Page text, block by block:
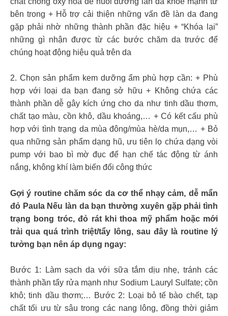
bên trong + Hỗ trợ cải thiện những vấn đề làn da đang
gặp phải nhờ những thành phần đặc hiệu + “Khóa lại”
những gì nhận được từ các bước chăm da trước để
chúng hoạt động hiệu quả trên da
2. Chọn sản phẩm kem dưỡng ẩm phù hợp cần: + Phù
hợp với loại da bạn đang sở hữu + Không chứa các
thành phần dễ gây kích ứng cho da như tinh dầu thơm,
chất tạo màu, cồn khô, dầu khoáng,… + Có kết cấu phù
hợp với tình trạng da mùa đông/mùa hè/da mụn,… + Bỏ
qua những sản phẩm dạng hũ, ưu tiên lọ chứa dạng vòi
pump với bao bì mờ đục để hạn chế tác động từ ánh
nắng, không khí làm biến đổi công thức
Gợi ý routine chăm sóc da cơ thể nhạy cảm, dễ mẩn
đỏ Paula Nếu làn da bạn thường xuyên gặp phải tình
trạng bong tróc, đỏ rát khi thoa mỹ phẩm hoặc mới
trải qua quá trình triệt/tẩy lông, sau đây là routine lý
tưởng bạn nên áp dụng ngay:
Bước 1: Làm sạch da với sữa tắm dịu nhẹ, tránh các
thành phần tẩy rửa mạnh như Sodium Lauryl Sulfate; cồn
khô; tinh dầu thơm;… Bước 2: Loại bỏ tế bào chết, tạp
chất tối ưu từ sâu trong các nang lông, đồng thời giảm